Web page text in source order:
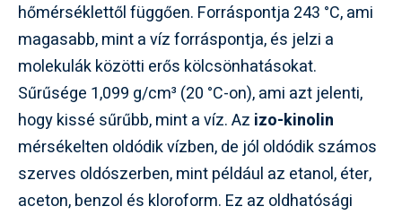
hőmérséklettől függően. Forráspontja 243 °C, ami
magasabb, mint a víz forráspontja, és jelzi a
molekulák közötti erős kölcsönhatásokat.
Sűrűsége 1,099 g/cm³ (20 °C-on), ami azt jelenti,
hogy kissé sűrűbb, mint a víz. Az izo-kinolin
mérsékelten oldódik vízben, de jól oldódik számos
szerves oldószerben, mint például az etanol, éter,
aceton, benzol és kloroform. Ez az oldhatósági